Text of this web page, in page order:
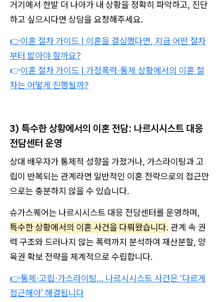
거기에서 한발 더 나아가 내 상황을 정확히 파악하고, 진단
하고 싶으시다면 상담을 요청해주세요.
👉이혼 절차 가이드 | 이혼을 결심했다면, 지금 어떤 절차
부터 밟아야 할까요?
👉이혼 절차 가이드 | 가정폭력·통제 상황에서의 이혼 절
차는 어떻게 진행될까?
3) 특수한 상황에서의 이혼 전담: 나르시시스트 대응
전담센터 운영
상대 배우자가 통제적 성향을 가졌거나, 가스라이팅과 고
립이 반복되는 관계라면 일반적인 이혼 전략으로의 접근만
으로는 충분하지 않을 수 있습니다.
슈가스퀘어는 나르시시스트 대응 전담센터를 운영하며,
특수한 상황에서의 이혼 사건을 다뤄왔습니다. 관계 속 권
력 구조와 드러나지 않는 폭력까지 분석하여 재산분할, 양
육권 확보 전략을 체계적으로 수립합니다.
👉통제·고립·가스라이팅… 나르시시스트 사건은 ‘다르게
접근해야’ 해결됩니다